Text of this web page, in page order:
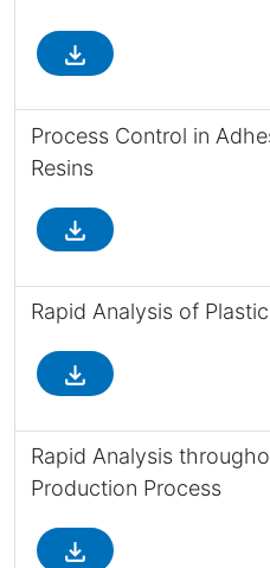
file_download
Process Control in
Resins
file_download
Rapid Analysis of
file_download
Rapid Analysis
Production Process
file_download